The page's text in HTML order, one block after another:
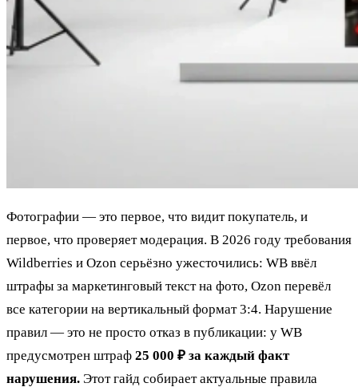
Фотографии — это первое, что видит покупатель, и
первое, что проверяет модерация. В 2026 году требования
Wildberries и Ozon серьёзно ужесточились: WB ввёл
штрафы за маркетинговый текст на фото, Ozon перевёл
все категории на вертикальный формат 3:4. Нарушение
правил — это не просто отказ в публикации: у WB
предусмотрен штраф 25 000 ₽ за каждый факт
нарушения. Этот гайд собирает актуальные правила